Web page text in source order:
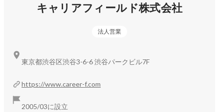
キャリアフィールド株式会社
法人営業
https://www.career-f.com
2005/03に設立
東京都渋谷区渋谷3-6-6 渋谷パークビル7F